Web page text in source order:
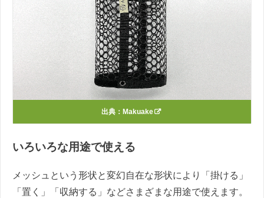
出典： Makuake
いろいろな用途で使える
メッシュという形状と変幻自在な形状により「掛ける」
「置く」「収納する」などさまざまな用途で使えます。